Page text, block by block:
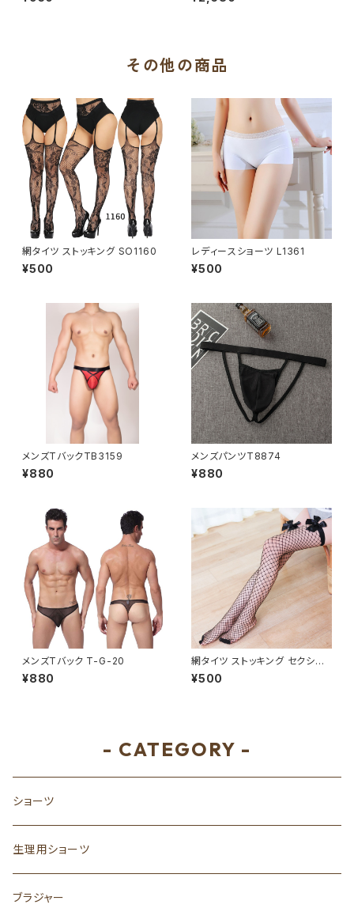
その他の商品
網タイツ ストッキング SO1160
¥500
レディースショーツ L1361
¥500
メンズTバックTB3159
¥880
メンズパンツT8874
¥880
メンズTバック T-G-20
¥880
網タイツ ストッキング セクシー
L3094
¥500
- CATEGORY -
ショーツ
生理用ショーツ
ブラジャー